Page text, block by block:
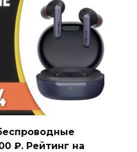
₽. Рейтинг на